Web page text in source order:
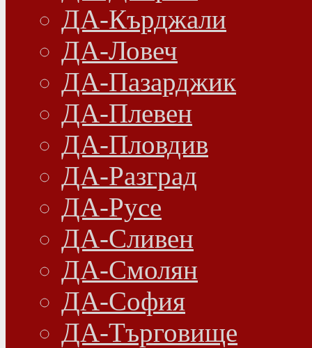
ДА-Кърджали
ДА-Ловеч
ДА-Пазарджик
ДА-Плевен
ДА-Пловдив
ДА-Разград
ДА-Русе
ДА-Сливен
ДА-Смолян
ДА-София
ДА-Търговище